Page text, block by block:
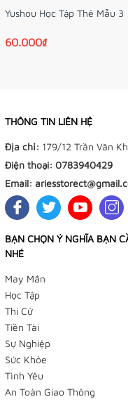
Tiệm Điều Ước -
Dương
179/12 Trần Văn
Cần Thơ
Facebook:
Yushou Học Tập Thẻ Mẫu 3
60.000₫
THÔNG TIN LIÊN HỆ
Địa chỉ: 179/12 Trần Văn
Điện thoại: 0783940429
Email:
BẠN CHỌN Ý NGHĨA BẠN
NHÉ
May Mắn
Học Tập
Thi Cử
Tiền Tài
Sự Nghiệp
Sức Khỏe
Tình Yêu
An Toàn Giao Thông